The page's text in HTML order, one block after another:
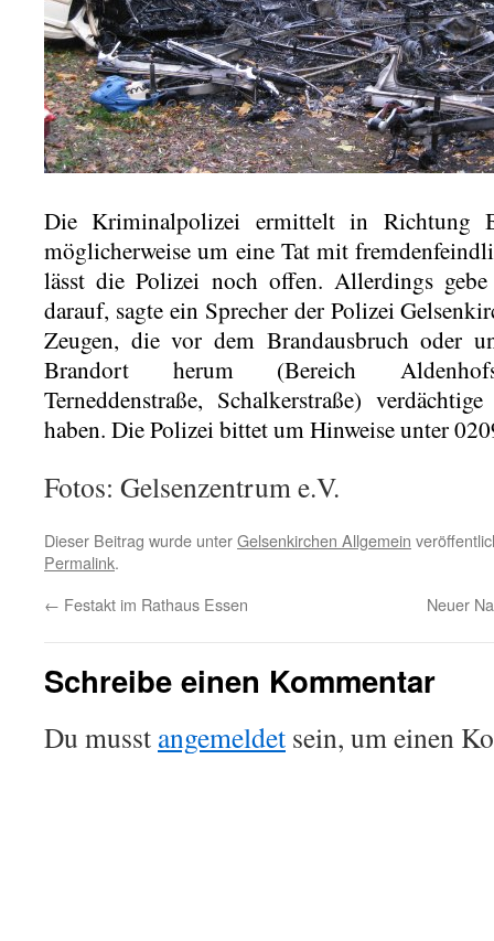
Die Kriminalpolizei ermittelt in Richtung
möglicherweise um eine Tat mit
lässt die Polizei noch offen. Allerdings
darauf, sagte ein Sprecher der Polizei
Zeugen, die vor dem Brandausbruch oder
Brandort herum (Bereich
Terneddenstraße, Schalkerstraße)
haben. Die Polizei bittet um Hinweise unter
Fotos: Gelsenzentrum e.V.
Dieser Beitrag wurde unterGelsenkirchen Allgemein
Permalink.
← Festakt im Rathaus Essen Neuer
Schreibe einen Kommentar
Du musst angemeldet sein, um einen